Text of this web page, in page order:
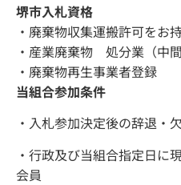
堺市入札資格
・廃棄物収集運搬許可をお
・産業廃棄物 処分業（中
・廃棄物再生事業者登録
当組合参加条件
・入札参加決定後の辞退・
・行政及び当組合指定日に
会員